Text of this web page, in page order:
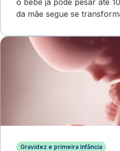
o bebê já pode pesar até
da mãe segue se
Gravidez e primeira infância